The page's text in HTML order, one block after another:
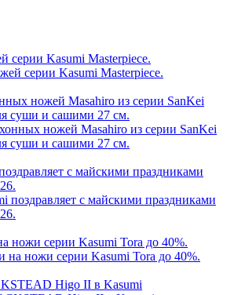
серии Kasumi Masterpiece.
ножей Masahiro из серии SanKei
суши и сашими 27 см.
с майскими праздниками
ножи серии Kasumi Tora до 40%.
Higo II в Kasumi